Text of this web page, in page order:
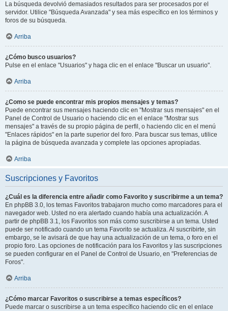
La búsqueda devolvió demasiados resultados para ser procesados por el
servidor. Utilice "Búsqueda Avanzada" y sea más específico en los términos y
foros de su búsqueda.
Arriba
¿Cómo busco usuarios?
Pulse en el enlace "Usuarios" y haga clic en el enlace "Buscar un usuario".
Arriba
¿Como se puede encontrar mis propios mensajes y temas?
Puede encontrar sus mensajes haciendo clic en "Mostrar sus mensajes" en el
Panel de Control de Usuario o haciendo clic en el enlace "Mostrar sus
mensajes" a través de su propio página de perfil, o haciendo clic en el menú
"Enlaces rápidos" en la parte superior del foro. Para buscar sus temas, utilice
la página de búsqueda avanzada y complete las opciones apropiadas.
Arriba
Suscripciones y Favoritos
¿Cuál es la diferencia entre añadir como Favorito y suscribirme a un tema?
En phpBB 3.0, los temas Favoritos trabajaron mucho como marcadores para el
navegador web. Usted no era alertado cuando había una actualización. A
partir de phpBB 3.1, los Favoritos son más como suscribirse a un tema. Usted
puede ser notificado cuando un tema Favorito se actualiza. Al suscribirte, sin
embargo, se le avisará de que hay una actualización de un tema, o foro en el
propio foro. Las opciones de notificación para los Favoritos y las suscripciones
se pueden configurar en el Panel de Control de Usuario, en "Preferencias de
Foros".
Arriba
¿Cómo marcar Favoritos o suscribirse a temas específicos?
Puede marcar o suscribirse a un tema específico haciendo clic en el enlace